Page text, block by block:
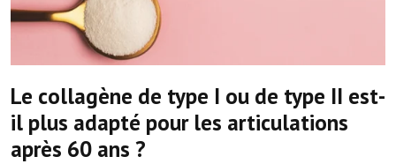
Le collagène de type I ou de type II est-
il plus adapté pour les articulations
après 60 ans ?